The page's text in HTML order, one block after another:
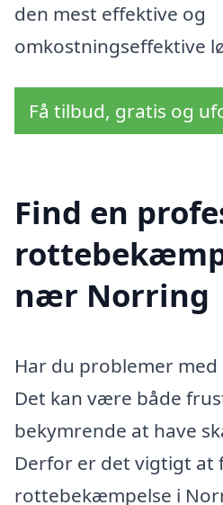
den mest effektive og
omkostningseffektive
Få tilbud, gratis og
Find en
nær Norring
Har du problemer
Det kan være både
bekymrende at have
Derfor er det vigtigt at
rottebekæmpelse i